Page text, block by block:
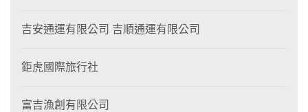
吉安通運有限公司 吉順通運有限公司
鉅虎國際旅行社
富吉漁創有限公司